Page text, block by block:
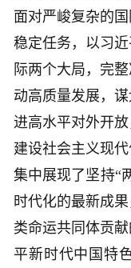
面对严峻复杂的
稳定任务，以习
际两个大局，完
动高质量发展，
进高水平对外开
建设社会主义现
集中展现了坚持“
时代化的最新成
类命运共同体贡
平新时代中国特